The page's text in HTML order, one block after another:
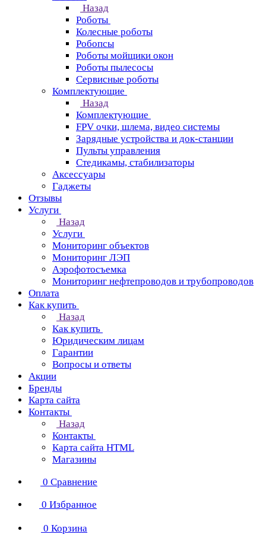
Назад
Роботы
Колесные роботы
Робопсы
Роботы мойщики окон
Роботы пылесосы
Сервисные роботы
Комплектующие
Назад
Комплектующие
FPV очки, шлема, видео системы
Зарядные устройства и док-станции
Пульты управления
Стедикамы, стабилизаторы
Аксессуары
Гаджеты
Отзывы
Услуги
Назад
Услуги
Мониторинг объектов
Мониторинг ЛЭП
Аэрофотосъемка
Мониторинг нефтепроводов и трубопроводов
Оплата
Как купить
Назад
Как купить
Юридическим лицам
Гарантии
Вопросы и ответы
Акции
Бренды
Карта сайта
Контакты
Назад
Контакты
Карта сайта HTML
Магазины
0 Сравнение
0 Избранное
0 Корзина